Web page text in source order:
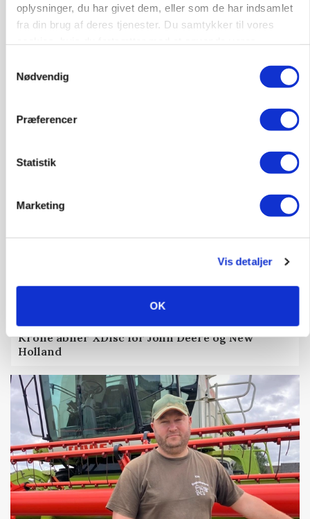
oplysninger, du har givet dem, eller som de har indsamlet
fra din brug af deres tjenester. Du samtykker til vores
Nødvendig
Præferencer
Statistik
Marketing
Vis detaljer
OK
MARKED
MASKINER
Krone åbner XDisc for John Deere og New
Holland